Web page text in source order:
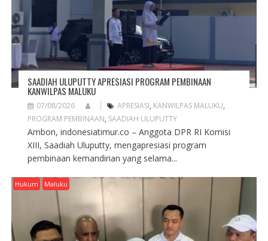
O
N
SAADIAH ULUPUTTY APRESIASI PROGRAM PEMBINAAN
KANWILPAS MALUKU
07/08/2026 APRESIASI, KANWILPAS MALUKU,
PROGRAM PEMBINAAN, SAADIAH ULUPUTTY
Ambon, indonesiatimur.co – Anggota DPR RI Komisi
XIII, Saadiah Uluputty, mengapresiasi program
pembinaan kemandirian yang selama...
Hukum Maluku